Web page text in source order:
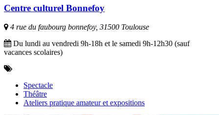
Centre culturel Bonnefoy
4 rue du faubourg bonnefoy, 31500 Toulouse
Du lundi au vendredi 9h-18h et le samedi 9h-12h30 (sauf
vacances scolaires)
Spectacle
Théâtre
Ateliers pratique amateur et expositions